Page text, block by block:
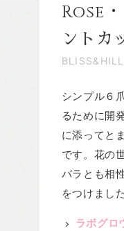
Rose
ントカ
シンプル６
るために開
に添ってと
です。花の
バラとも相
をつけました
ラボグロ